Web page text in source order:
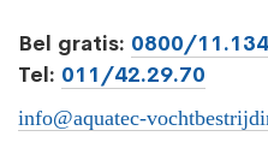
Bel gratis: 0800/11.134
Tel: 011/42.29.70
info@aquatec-